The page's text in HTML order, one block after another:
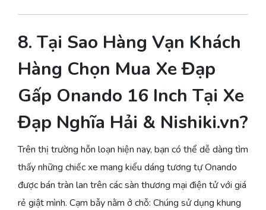
8. Tại Sao Hàng Vạn Khách
Hàng Chọn Mua Xe Đạp
Gấp Onando 16 Inch Tại Xe
Đạp Nghĩa Hải & Nishiki.vn?
Trên thị trường hỗn loạn hiện nay, bạn có thể dễ dàng tìm
thấy những chiếc xe mang kiểu dáng tương tự Onando
được bán tràn lan trên các sàn thương mại điện tử với giá
rẻ giật mình. Cạm bẫy nằm ở chỗ: Chúng sử dụng khung